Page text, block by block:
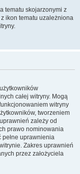
tematu skojarzonymi z
ikon tematu uzależniona
całej witryny. Mogą
witryny
tworzeniem
zależy od
prawo nominowania
pełne uprawnienia
Zakres uprawnień
przez założyciela